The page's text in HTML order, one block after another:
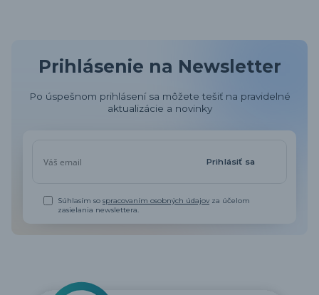
Prihlásenie na Newsletter
Po úspešnom prihlásení sa môžete tešiť na pravidelné
aktualizácie a novinky
Prihlásiť sa
Súhlasím sospracovaním osobných údajov za účelom
zasielania newslettera.